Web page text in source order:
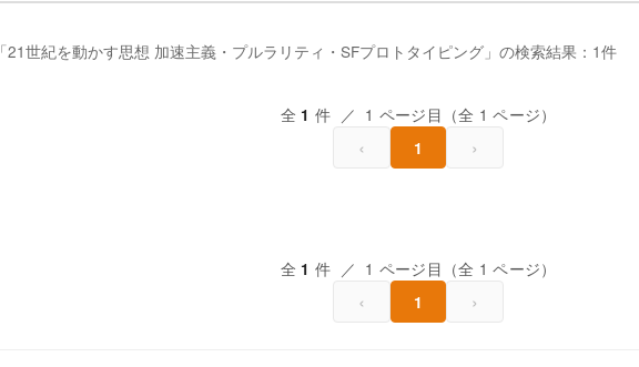
「21世紀を動かす思想 加速主義・プルラリティ・SFプロトタイピング」の検索結果：1件
全 1 件 ／ 1 ページ目（全 1 ページ）
‹ 1 ›
全 1 件 ／ 1 ページ目（全 1 ページ）
‹ 1 ›